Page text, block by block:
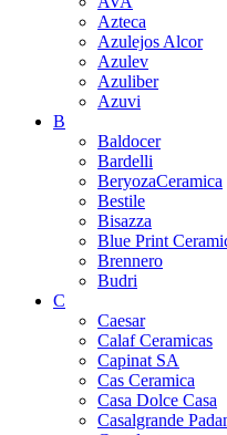
Azteca
Azulejos Alcor
Azulev
Azuliber
Azuvi
B
Baldocer
Bardelli
BeryozaCeramica
Bestile
Bisazza
Blue Print
Brennero
Budri
C
Caesar
Calaf Ceramicas
Capinat SA
Cas Ceramica
Casa Dolce Casa
Casalgrande